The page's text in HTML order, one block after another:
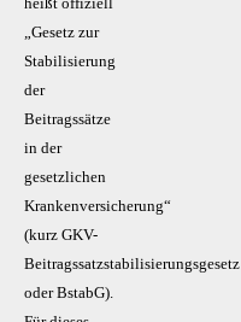
heißt offiziell
„Gesetz zur
Stabilisierung
der
Beitragssätze
in der
gesetzlichen
Krankenversicherung“
(kurz GKV-
Beitragssatzstabilisierungsgesetz
oder BstabG).